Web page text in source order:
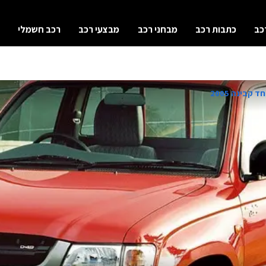
כתבות רכב מבחני רכב מבצעי רכב רכב חשמלי
קבינה 2005